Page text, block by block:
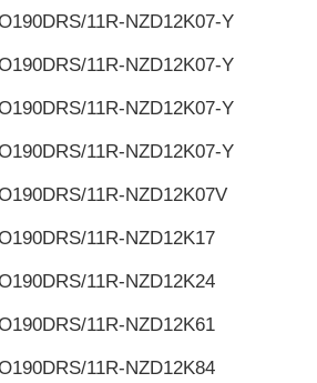
11R-NZD12K07-Y
11R-NZD12K07-Y
11R-NZD12K07-Y
11R-NZD12K07-Y
11R-NZD12K07V
11R-NZD12K17
11R-NZD12K24
11R-NZD12K61
11R-NZD12K84